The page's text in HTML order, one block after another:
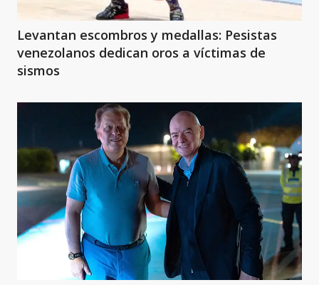
Levantan escombros y medallas: Pesistas
venezolanos dedican oros a víctimas de
sismos